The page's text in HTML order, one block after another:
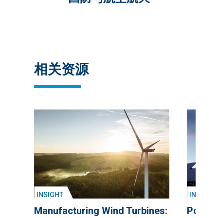
相关资源
INSIGHT
Manufacturing Wind Turbines:
INSIGHT